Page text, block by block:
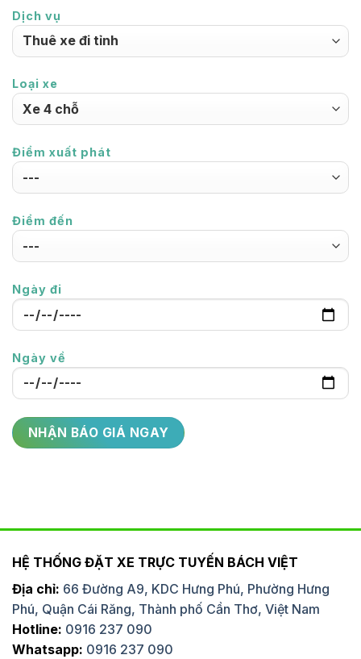
Dịch vụ
Loại xe
Điểm xuất phát
Điểm đến
Ngày đi
Ngày về
HỆ THỐNG ĐẶT XE TRỰC TUYẾN BÁCH VIỆT
Địa chỉ: 66 Đường A9, KDC Hưng Phú, Phường Hưng
Phú, Quận Cái Răng, Thành phố Cần Thơ, Việt Nam
Hotline: 0916 237 090
Whatsapp: 0916 237 090